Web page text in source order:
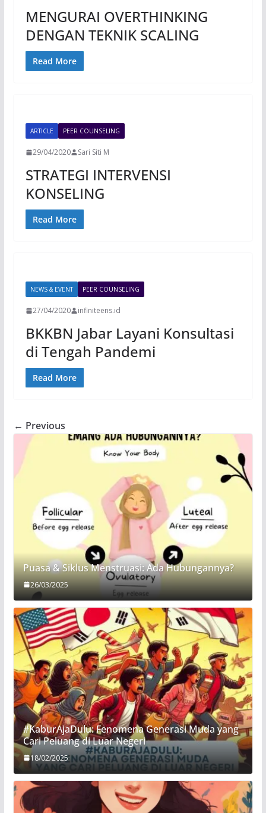
MENGURAI OVERTHINKING
DENGAN TEKNIK SCALING
Read More
ARTICLE PEER COUNSELING
29/04/2020 Sari Siti M
STRATEGI INTERVENSI
KONSELING
Read More
NEWS & EVENT PEER COUNSELING
27/04/2020 infiniteens.id
BKKBN Jabar Layani Konsultasi
di Tengah Pandemi
Read More
← Previous
Puasa & Siklus Menstruasi: Ada Hubungannya?
26/03/2025
#KaburAjaDulu: Fenomena Generasi Muda yang
Cari Peluang di Luar Negeri
18/02/2025